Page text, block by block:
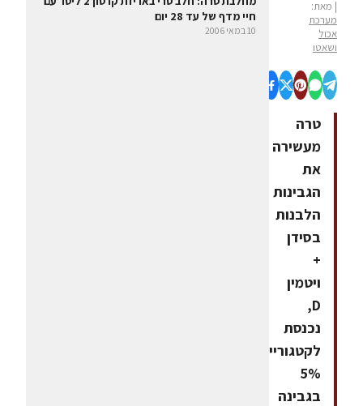
| מאת:
מערכת
אכול
ושאטו
טרה
מעשירה
את
הגבינות
הלבנות
בסידן
+
ויטמין
D,
נכנסת
לקטגוריית
5%
בגבינה
חיי מדף של עד 28 ‏יום
10 במאי 2006